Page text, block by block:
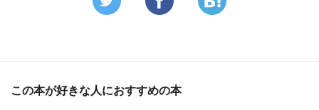
この本が好きな人におすすめの本